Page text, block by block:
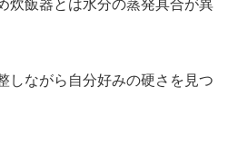
しながら自分好みの硬さを見つ